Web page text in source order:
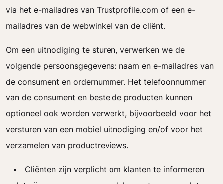
via het e-mailadres van Trustprofile.com of een e-
mailadres van de webwinkel van de cliënt.
Om een uitnodiging te sturen, verwerken we de
volgende persoonsgegevens: naam en e-mailadres van
de consument en ordernummer. Het telefoonnummer
van de consument en bestelde producten kunnen
optioneel ook worden verwerkt, bijvoorbeeld voor het
versturen van een mobiel uitnodiging en/of voor het
verzamelen van productreviews.
Cliënten zijn verplicht om klanten te informeren